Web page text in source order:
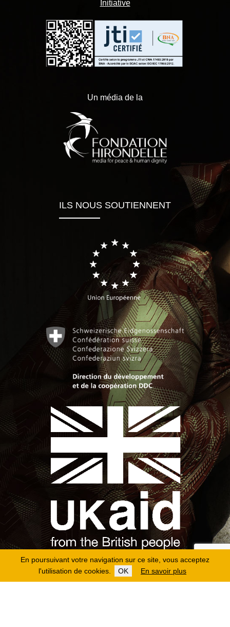
En poursuivant votre navigation sur ce site, vous acceptez
l'utilisation de cookies.
OK En savoir plus
Initiative
Un média de la
ILS NOUS SOUTIENNENT